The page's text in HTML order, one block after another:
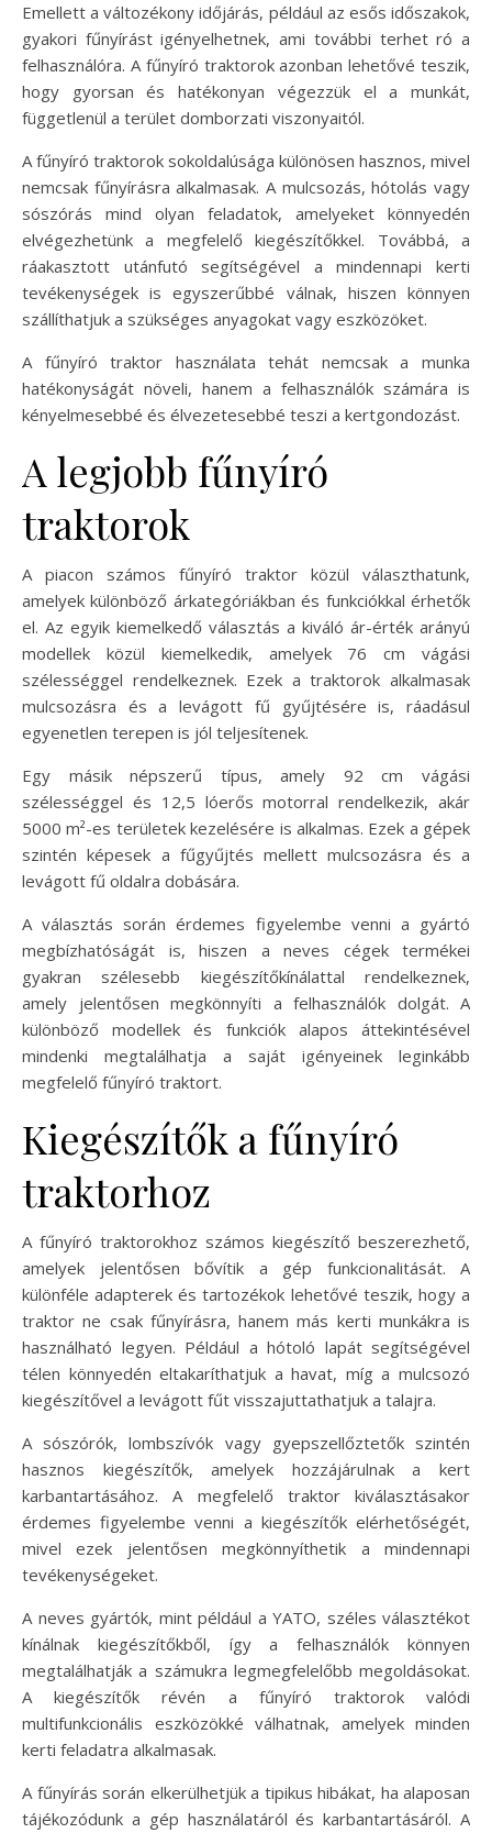
Emellett a változékony időjárás, például az esős időszakok,
gyakori fűnyírást igényelhetnek, ami további terhet ró a
felhasználóra. A fűnyíró traktorok azonban lehetővé teszik,
hogy gyorsan és hatékonyan végezzük el a munkát,
függetlenül a terület domborzati viszonyaitól.
A fűnyíró traktorok sokoldalúsága különösen hasznos, mivel
nemcsak fűnyírásra alkalmasak. A mulcsozás, hótolás vagy
sószórás mind olyan feladatok, amelyeket könnyedén
elvégezhetünk a megfelelő kiegészítőkkel. Továbbá, a
ráakasztott utánfutó segítségével a mindennapi kerti
tevékenységek is egyszerűbbé válnak, hiszen könnyen
szállíthatjuk a szükséges anyagokat vagy eszközöket.
A fűnyíró traktor használata tehát nemcsak a munka
hatékonyságát növeli, hanem a felhasználók számára is
kényelmesebbé és élvezetesebbé teszi a kertgondozást.
A legjobb fűnyíró
traktorok
A piacon számos fűnyíró traktor közül választhatunk,
amelyek különböző árkategóriákban és funkciókkal érhetők
el. Az egyik kiemelkedő választás a kiváló ár-érték arányú
modellek közül kiemelkedik, amelyek 76 cm vágási
szélességgel rendelkeznek. Ezek a traktorok alkalmasak
mulcsozásra és a levágott fű gyűjtésére is, ráadásul
egyenetlen terepen is jól teljesítenek.
Egy másik népszerű típus, amely 92 cm vágási
szélességgel és 12,5 lóerős motorral rendelkezik, akár
5000 m²-es területek kezelésére is alkalmas. Ezek a gépek
szintén képesek a fűgyűjtés mellett mulcsozásra és a
levágott fű oldalra dobására.
A választás során érdemes figyelembe venni a gyártó
megbízhatóságát is, hiszen a neves cégek termékei
gyakran szélesebb kiegészítőkínálattal rendelkeznek,
amely jelentősen megkönnyíti a felhasználók dolgát. A
különböző modellek és funkciók alapos áttekintésével
mindenki megtalálhatja a saját igényeinek leginkább
megfelelő fűnyíró traktort.
Kiegészítők a fűnyíró
traktorhoz
A fűnyíró traktorokhoz számos kiegészítő beszerezhető,
amelyek jelentősen bővítik a gép funkcionalitását. A
különféle adapterek és tartozékok lehetővé teszik, hogy a
traktor ne csak fűnyírásra, hanem más kerti munkákra is
használható legyen. Például a hótoló lapát segítségével
télen könnyedén eltakaríthatjuk a havat, míg a mulcsozó
kiegészítővel a levágott fűt visszajuttathatjuk a talajra.
A sószórók, lombszívók vagy gyepszellőztetők szintén
hasznos kiegészítők, amelyek hozzájárulnak a kert
karbantartásához. A megfelelő traktor kiválasztásakor
érdemes figyelembe venni a kiegészítők elérhetőségét,
mivel ezek jelentősen megkönnyíthetik a mindennapi
tevékenységeket.
A neves gyártók, mint például a YATO, széles választékot
kínálnak kiegészítőkből, így a felhasználók könnyen
megtalálhatják a számukra legmegfelelőbb megoldásokat.
A kiegészítők révén a fűnyíró traktorok valódi
multifunkcionális eszközökké válhatnak, amelyek minden
kerti feladatra alkalmasak.
A fűnyírás során elkerülhetjük a tipikus hibákat, ha alaposan
tájékozódunk a gép használatáról és karbantartásáról. A